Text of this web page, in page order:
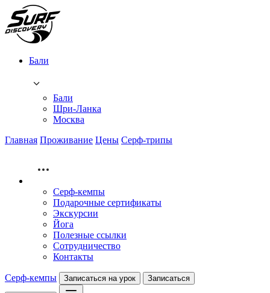
Бали
Бали
Шри-Ланка
Москва
Главная Проживание Цены Серф-трипы
Серф-кемпы
Подарочные сертификаты
Экскурсии
Йога
Полезные ссылки
Сотрудничество
Контакты
Серф-кемпы Записаться на урок Записаться